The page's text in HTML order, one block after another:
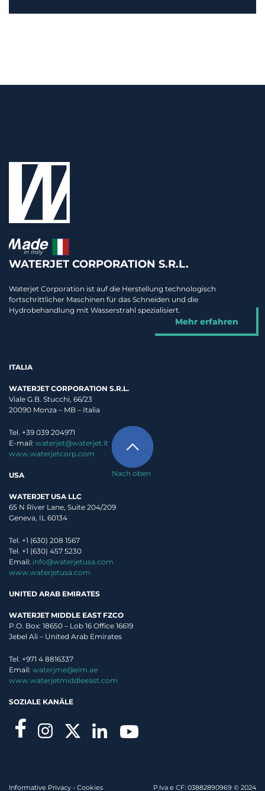
Nach oben
WATERJET CORPORATION S.R.L.
Waterjet Corporation ist auf die Herstellung technologisch
fortschrittlicher Maschinen für das Schneiden und die
Hydrobehandlung mit Wasserstrahl spezialisiert.
Mehr erfahren
ITALIA
WATERJET CORPORATION S.R.L.
Viale G.B. Stucchi, 66/23
20090 Monza – MB – Italia
Tel. +39 039 204971
E-mail: waterjet@waterjet.it
www.waterjetcorp.com
USA
WATERJET USA LLC
65 N River Lane, Suite 204/209
Geneva, IL 60134
Tel. +1 (630) 208 1567
Tel. +1 (630) 457 5230
Email: info@waterjetusa.com
www.waterjetusa.com
UNITED ARAB EMIRATES
WATERJET MIDDLE EAST FZCO
P.O. Box: 18650 – Lob 16 Office 16619
Jebel Ali – United Arab Emirates
Tel. +971 4 8816337
Email: waterjme@eim.ae
www.waterjetmiddleeast.com
SOZIALE KANÄLE
Informative Privacy - Cookies P.Iva e CF: 03882890969 © 2024